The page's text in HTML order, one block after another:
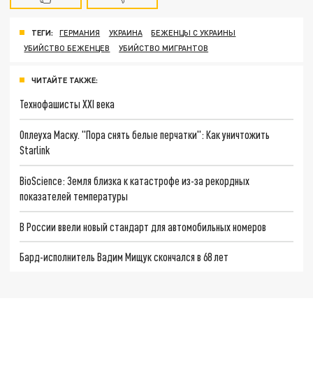
ТЕГИ: ГЕРМАНИЯ УКРАИНА
БЕЖЕНЦЫ С УКРАИНЫ
УБИЙСТВО БЕЖЕНЦЕВ
УБИЙСТВО МИГРАНТОВ
ЧИТАЙТЕ ТАКЖЕ:
Технофашисты XXI века
Оплеуха Маску. "Пора снять белые перчатки": Как уничтожить
Starlink
BioScience: Земля близка к катастрофе из-за рекордных
показателей температуры
В России ввели новый стандарт для автомобильных номеров
Бард-исполнитель Вадим Мищук скончался в 68 лет